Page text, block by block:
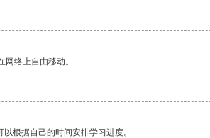
络上自由移动。
根据自己的时间安排学习进度。